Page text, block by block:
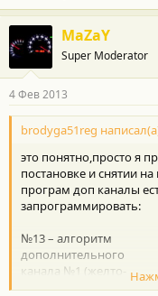
MaZaY
Super Moderator
4 Фев 2013
brodyga51reg
это понятно,просто я
постановке и снятии
програм доп каналы
запрограммировать:
№13 – алгоритм
дополнительного
канала №1 (желто-
черный провод)